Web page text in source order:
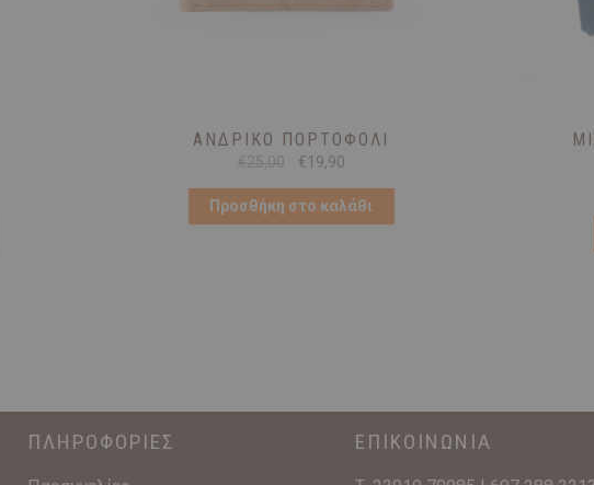
ΑΝΔΡΙΚΌ ΠΟΡΤΟΦΌΛΙ
€25,00
Original
€25,00.
€19,90Η
τιμή
είναι:
Προσθήκη στο καλάθι
ΠΛΗΡΟΦΟΡΙΕΣ ΕΠΙΚΟΙΝΩΝΙΑ